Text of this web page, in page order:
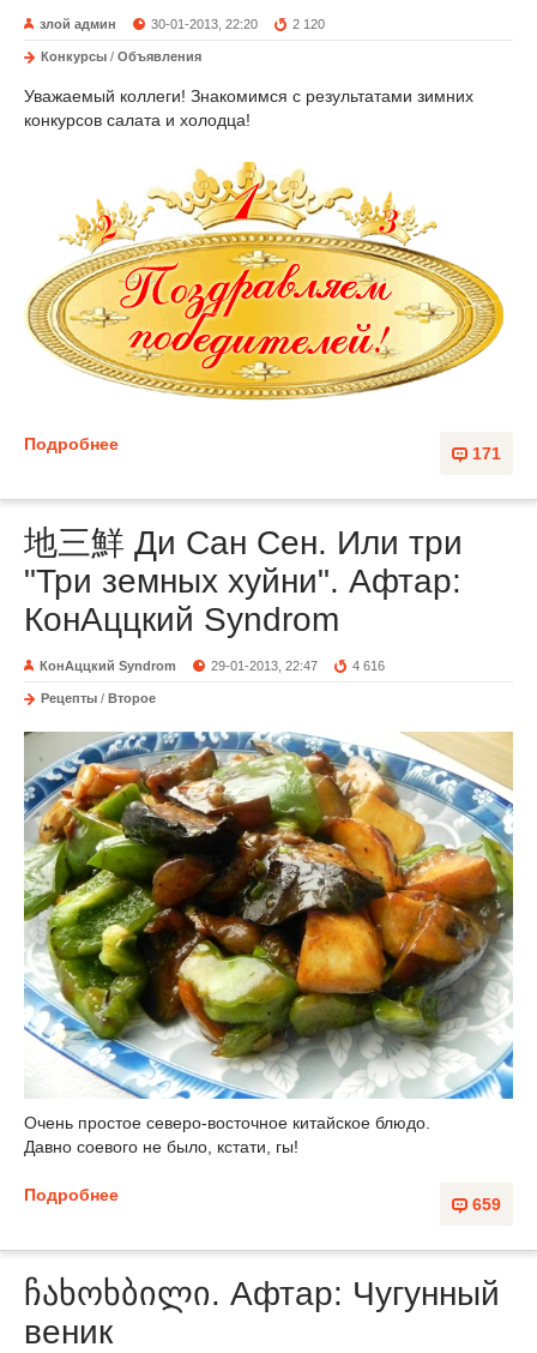
злой админ 30-01-2013, 22:20 2 120
Конкурсы / Объявления
Уважаемый коллеги! Знакомимся с результатами зимних
конкурсов салата и холодца!
171
Подробнее
地三鮮 Ди Сан Сен. Или три
"Три земных хуйни". Афтар:
КонАццкий Syndrom
КонАццкий Syndrom 29-01-2013, 22:47 4 616
Рецепты / Второе
Очень простое северо-восточное китайское блюдо.
Давно соевого не было, кстати, гы!
659
Подробнее
ჩახოხბილი. Афтар: Чугунный
веник